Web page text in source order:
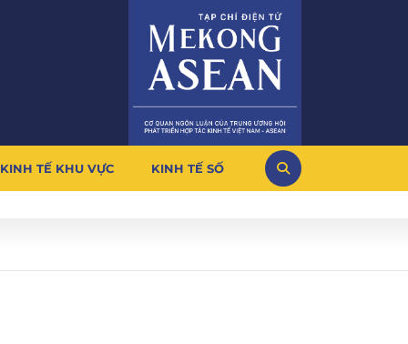
KINH TẾ KHU VỰC KINH TẾ SỐ